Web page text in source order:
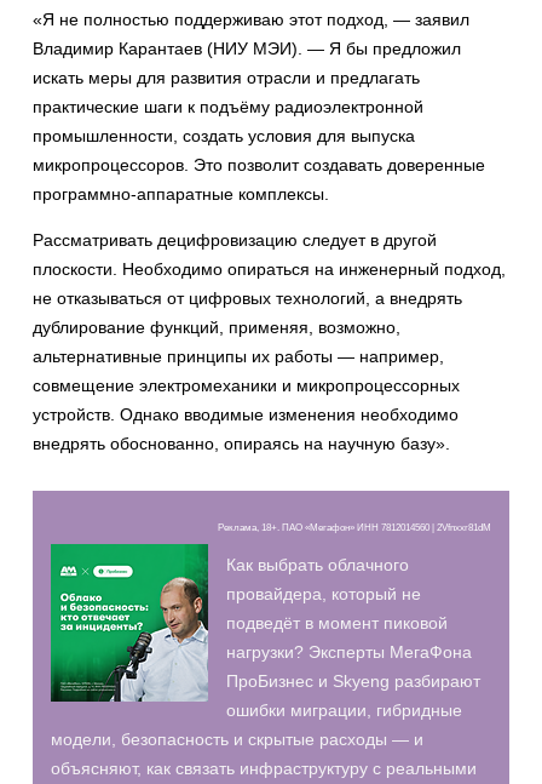
«Я не полностью поддерживаю этот подход, — заявил
Владимир Карантаев (НИУ МЭИ). — Я бы предложил
искать меры для развития отрасли и предлагать
практические шаги к подъёму радиоэлектронной
промышленности, создать условия для выпуска
микропроцессоров. Это позволит создавать доверенные
программно-аппаратные комплексы.
Рассматривать децифровизацию следует в другой
плоскости. Необходимо опираться на инженерный подход,
не отказываться от цифровых технологий, а внедрять
дублирование функций, применяя, возможно,
альтернативные принципы их работы — например,
совмещение электромеханики и микропроцессорных
устройств. Однако вводимые изменения необходимо
внедрять обоснованно, опираясь на научную базу».
Реклама, 18+. ПАО «Мегафон» ИНН 7812014560 | 2Vfnxxr81dM
Как выбрать облачного
провайдера, который не
подведёт в момент пиковой
нагрузки? Эксперты МегаФона
ПроБизнес и Skyeng разбирают
ошибки миграции, гибридные
модели, безопасность и скрытые расходы — и
объясняют, как связать инфраструктуру с реальными